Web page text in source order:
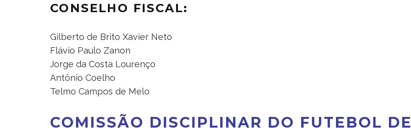
CONSELHO FISCAL:
Gilberto de Brito Xavier Neto
Flávio Paulo Zanon
Jorge da Costa Lourenço
Antônio Coelho
Telmo Campos de Melo
COMISSÃO DISCIPLINAR DO FUTEBOL DE